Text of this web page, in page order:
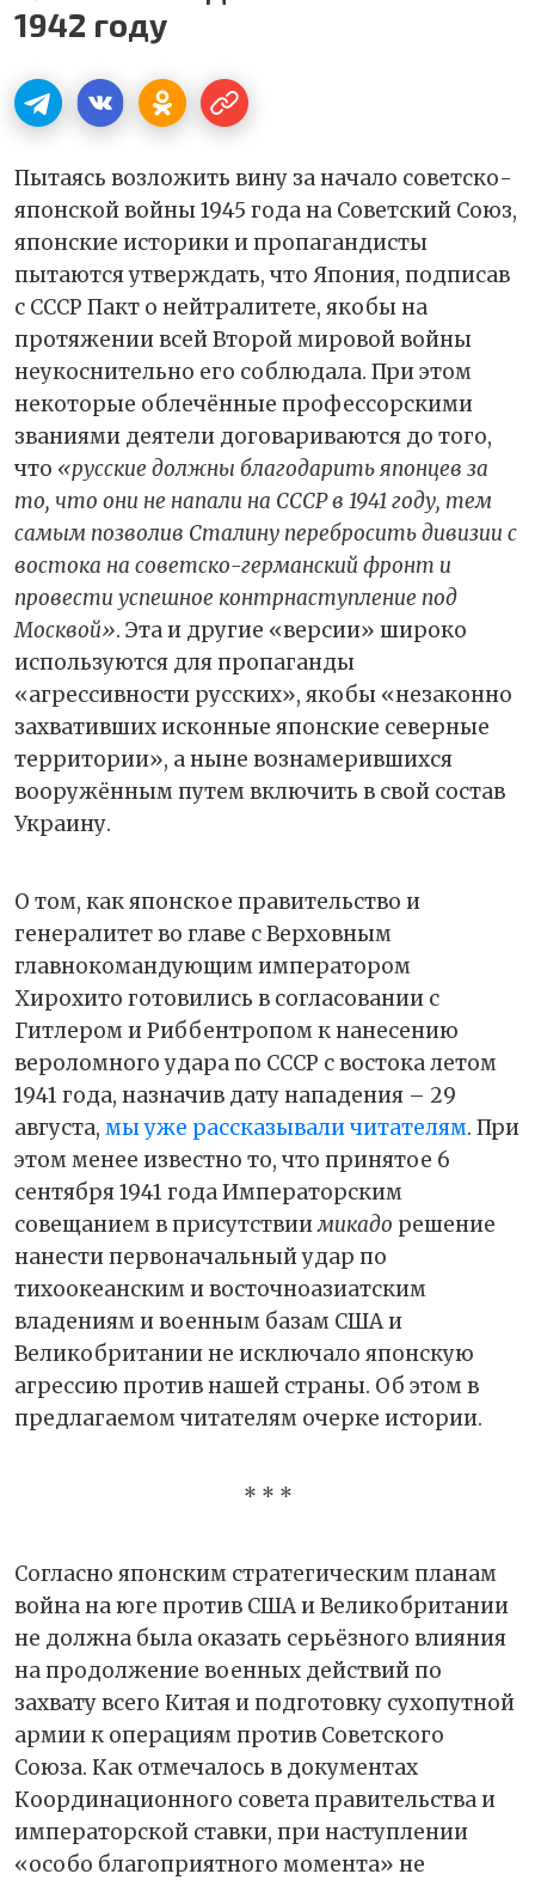
1942 году
Пытаясь возложить вину за начало советско-
японской войны 1945 года на Советский Союз,
японские историки и пропагандисты
пытаются утверждать, что Япония, подписав
с СССР Пакт о нейтралитете, якобы на
протяжении всей Второй мировой войны
неукоснительно его соблюдала. При этом
некоторые облечённые профессорскими
званиями деятели договариваются до того,
что «русские должны благодарить японцев за
то, что они не напали на СССР в 1941 году, тем
самым позволив Сталину перебросить дивизии с
востока на советско-германский фронт и
провести успешное контрнаступление под
Москвой». Эта и другие «версии» широко
используются для пропаганды
«агрессивности русских», якобы «незаконно
захвативших исконные японские северные
территории», а ныне вознамерившихся
вооружённым путем включить в свой состав
Украину.
О том, как японское правительство и
генералитет во главе с Верховным
главнокомандующим императором
Хирохито готовились в согласовании с
Гитлером и Риббентропом к нанесению
вероломного удара по СССР с востока летом
1941 года, назначив дату нападения – 29
августа, мы уже рассказывали читателям. При
этом менее известно то, что принятое 6
сентября 1941 года Императорским
совещанием в присутствиимикадо решение
нанести первоначальный удар по
тихоокеанским и восточноазиатским
владениям и военным базам США и
Великобритании не исключало японскую
агрессию против нашей страны. Об этом в
предлагаемом читателям очерке истории.
* * *
Согласно японским стратегическим планам
война на юге против США и Великобритании
не должна была оказать серьёзного влияния
на продолжение военных действий по
захвату всего Китая и подготовку сухопутной
армии к операциям против Советского
Союза. Как отмечалось в документах
Координационного совета правительства и
императорской ставки, при наступлении
«особо благоприятного момента» не